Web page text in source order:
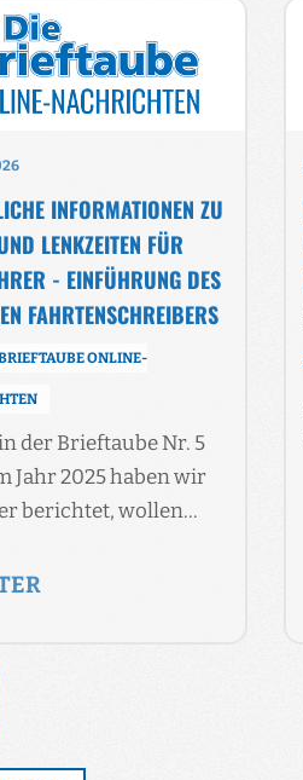
INFORMATIONEN ZU
LENKZEITEN FÜR
- EINFÜHRUNG DES
FAHRTENSCHREIBERS
ONLINE-
der Brieftaube Nr. 5
Jahr 2025 haben wir
berichtet, wollen…